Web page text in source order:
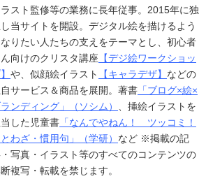
スト監修等の業務に長年従事。2015年に独
当サイトを開設。デジタル絵を描けるよう
りたい人たちの支えをテーマとし、初心者
向けのクリスタ講座 【デジ絵ワークショッ
や、似顔絵イラスト 【キャラデザ】 などの
サービス＆商品を展開。著書 「ブログ×絵×
ンディング」（ソシム）
、挿絵イラストを
した児童書 「なんでやねん！ ツッコミ！
わざ・慣用句」（学研） など ※掲載の記
写真・イラスト等のすべてのコンテンツの
複写・転載を禁じます。